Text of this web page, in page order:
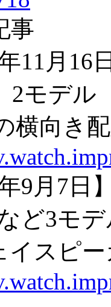
事
年11月
2モデル
横向き
年9月7
ど3モ
イスピ